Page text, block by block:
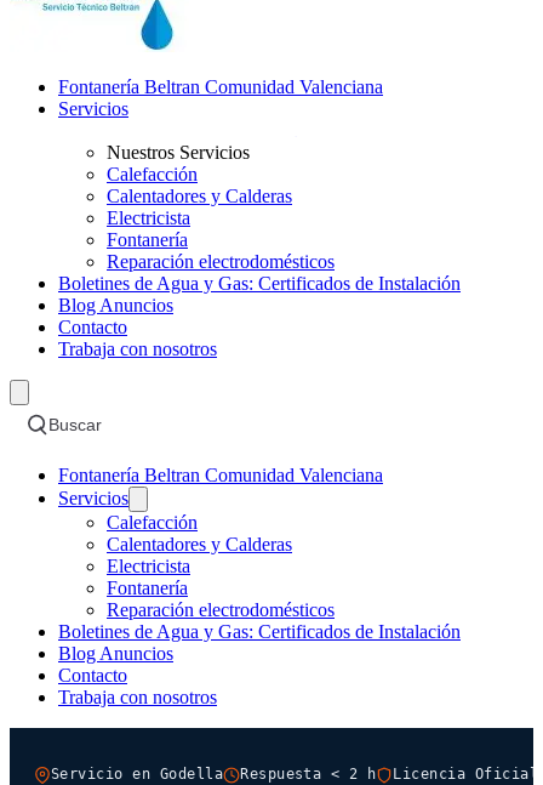
Fontanería Beltran Comunidad Valenciana
Servicios
Nuestros Servicios
Calefacción
Calentadores y Calderas
Electricista
Fontanería
Reparación electrodomésticos
Boletines de Agua y Gas: Certificados de Instalación
Blog Anuncios
Contacto
Trabaja con nosotros
Buscar
Fontanería Beltran Comunidad Valenciana
Servicios
Calefacción
Calentadores y Calderas
Electricista
Fontanería
Reparación electrodomésticos
Boletines de Agua y Gas: Certificados de Instalación
Blog Anuncios
Contacto
Trabaja con nosotros
Servicio en Godella Respuesta < 2 h Licencia Oficial